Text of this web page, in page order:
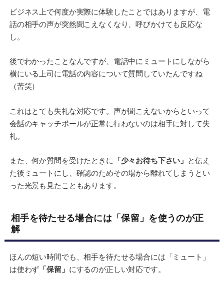
ビジネス上で何度か実際に体験したことではありますが、電
話の相手の声が突然聞こえなくなり、呼びかけても反応な
し。
後でわかったことなんですが、電話中にミュートにしながら
横にいる上司に電話の内容について質問していたんですね
（苦笑）
これはとても失礼な対応です。声が聞こえないからといって
会話のキャッチボールが正常に行わないのは相手に対して失
礼。
また、何か質問を受けたときに 「少々お待ち下さい」 と伝え
た後ミュートにし、確認のためその場から離れてしまうとい
った光景も見たこともあります。
相手を待たせる場合には「保留」を使うのが正
解
ほんの短い時間でも、相手を待たせる場合には「ミュート」
は使わず 「保留」 にするのが正しい対応です。